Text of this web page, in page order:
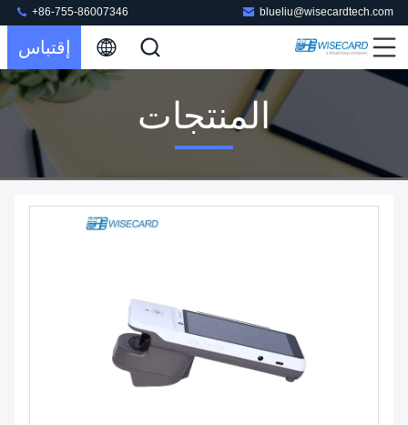
blueliu@wisecardtech.com
+86-755-86007346
إقتباس
المنتجات